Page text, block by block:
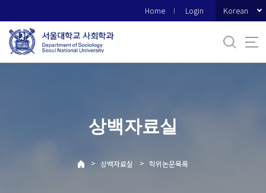
로
메
Home Login Korean
상백자료실
> 상백자료실 > 학위논문목록